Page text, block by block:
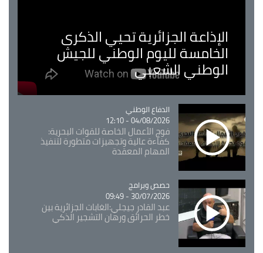
الإذاعة الجزائرية تحيي الذكرى
الخامسة لليوم الوطني للجيش
الوطني الشعبي
Catégorie
الدفاع الوطني
04/08/2026 - 12:10
فوج الأعمال الخاصة للقوات البحرية:
كفاءة عالية وتجهيزات متطورة لتنفيذ
المهام المعقدة
Catégorie
حصص وبرامج
30/07/2026 - 09:49
عبد القادر جيجلي:الغابات الجزائرية بين
خطر الحرائق ورهان التشجير الذكي